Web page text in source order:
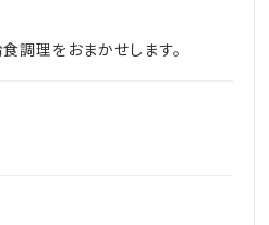
せください。
調理をおまかせします。